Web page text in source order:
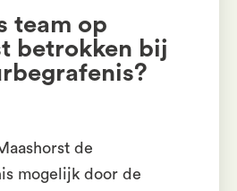
team op
betrokken bij
de
mogelijk door de